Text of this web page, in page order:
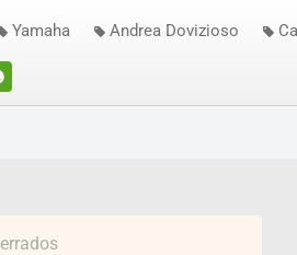
Yamaha Andrea Dovizioso